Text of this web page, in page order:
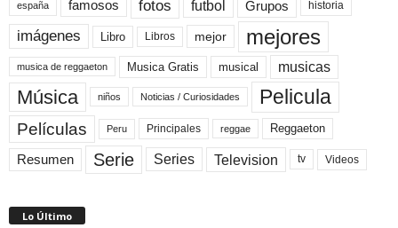
españa famosos fotos futbol Grupos historia
imágenes Libro Libros mejor mejores
musica de reggaeton Musica Gratis musical musicas
Música niños Noticias / Curiosidades Pelicula
Películas Peru Principales reggae Reggaeton
Resumen Serie Series Television tv Videos
Lo Último